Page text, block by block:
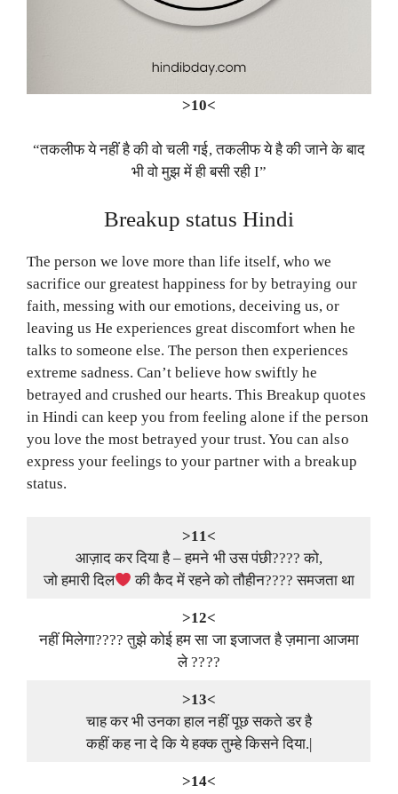
>10<
“तकलीफ ये नहीं है की वो चली गई, तकलीफ ये है की जाने के बाद
भी वो मुझ में ही बसी रही I”
Breakup status Hindi
The person we love more than life itself, who we
sacrifice our greatest happiness for by betraying our
faith, messing with our emotions, deceiving us, or
leaving us He experiences great discomfort when he
talks to someone else. The person then experiences
extreme sadness. Can’t believe how swiftly he
betrayed and crushed our hearts. This Breakup quotes
in Hindi can keep you from feeling alone if the person
you love the most betrayed your trust. You can also
express your feelings to your partner with a breakup
status.
>11<
आज़ाद कर दिया है – हमने भी उस पंछी???? को,
जो हमारी दिल
की कैद में रहने को तौहीन???? समजता था
>12<
नहीं मिलेगा???? तुझे कोई हम सा जा इजाजत है ज़माना आजमा
ले ????
>13<
चाह कर भी उनका हाल नहीं पूछ सकते डर है
कहीं कह ना दे कि ये हक्क तुम्हे किसने दिया.|
>14<